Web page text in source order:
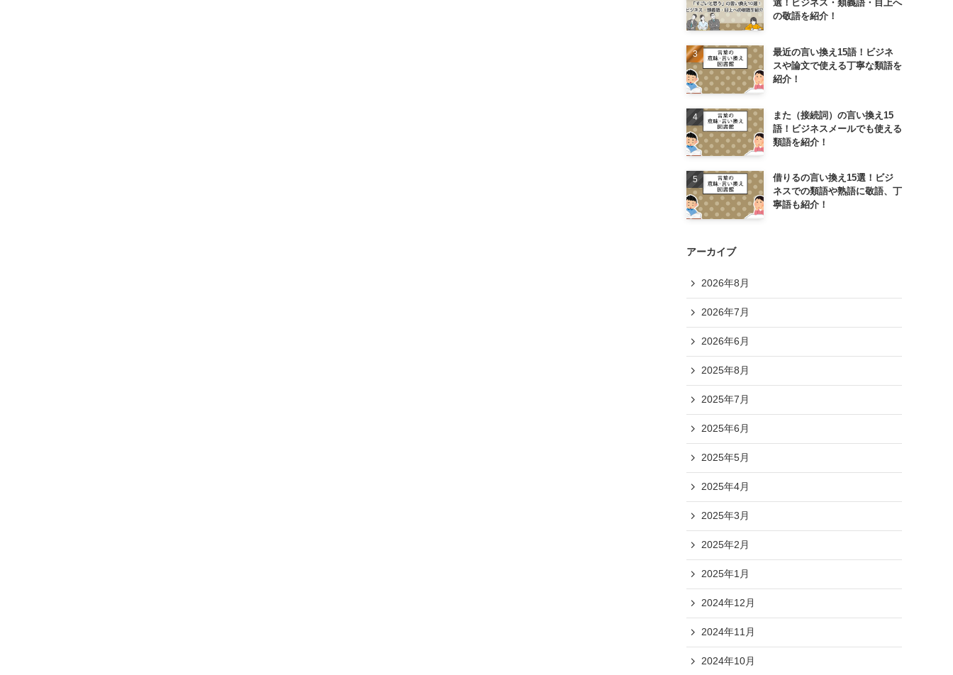
選！ビジネス・類義語・目上へ
の敬語を紹介！
最近の言い換え15語！ビジネ
スや論文で使える丁寧な類語を
紹介！
また（接続詞）の言い換え15
語！ビジネスメールでも使える
類語を紹介！
借りるの言い換え15選！ビジ
ネスでの類語や熟語に敬語、丁
寧語も紹介！
アーカイブ
2026年8月
2026年7月
2026年6月
2025年8月
2025年7月
2025年6月
2025年5月
2025年4月
2025年3月
2025年2月
2025年1月
2024年12月
2024年11月
2024年10月